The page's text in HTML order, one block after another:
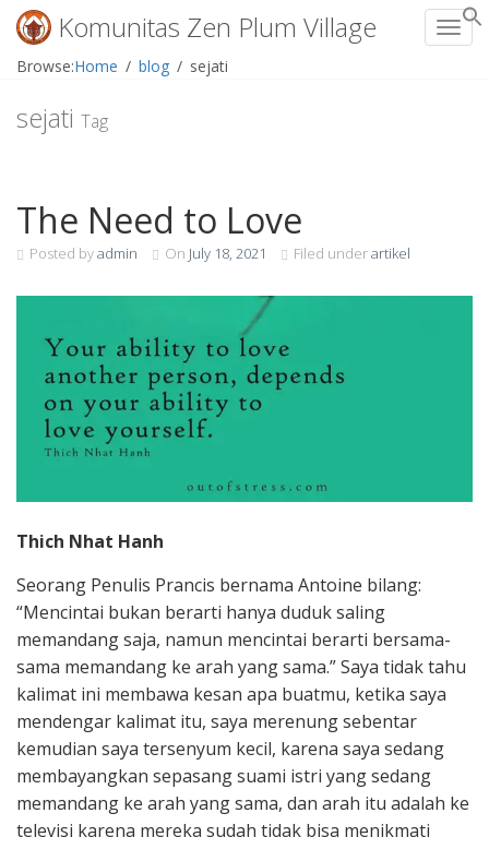
Skip
content
Komunitas Zen Plum Village
Browse:Home blog sejati
sejati Tag
The Need to Love
Posted byadmin On July 18, 2021 Filed underartikel
Thich Nhat Hanh
Seorang Penulis Prancis bernama Antoine bilang:
“Mencintai bukan berarti hanya duduk saling
memandang saja, namun mencintai berarti bersama-
sama memandang ke arah yang sama.” Saya tidak tahu
kalimat ini membawa kesan apa buatmu, ketika saya
mendengar kalimat itu, saya merenung sebentar
kemudian saya tersenyum kecil, karena saya sedang
membayangkan sepasang suami istri yang sedang
memandang ke arah yang sama, dan arah itu adalah ke
televisi karena mereka sudah tidak bisa menikmati